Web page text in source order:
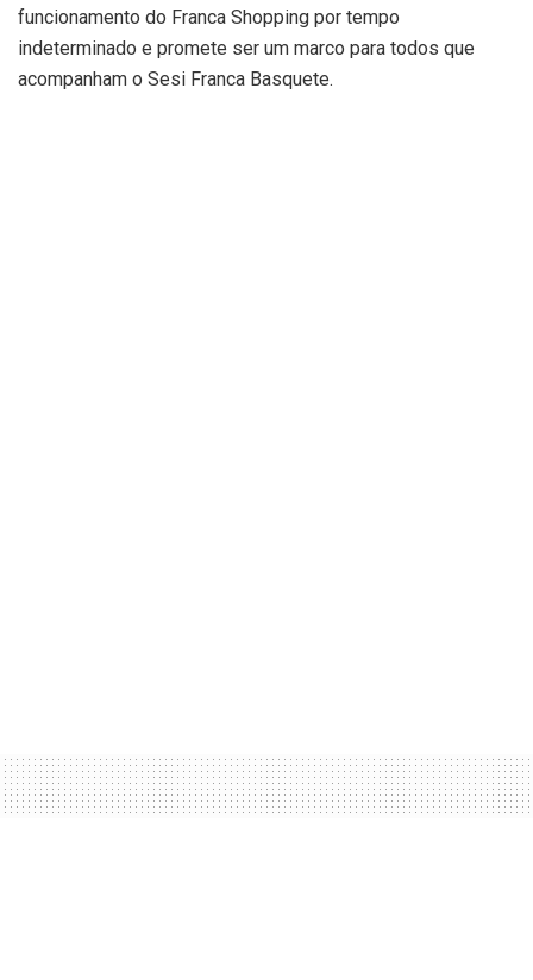
funcionamento do Franca Shopping por tempo
indeterminado e promete ser um marco para todos que
acompanham o Sesi Franca Basquete.